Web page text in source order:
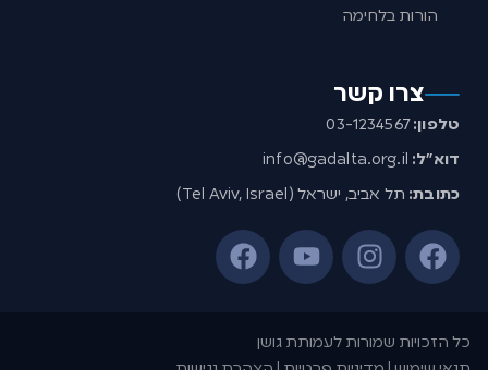
הורות בלחימה
צרו קשר
טלפון:03-1234567
דוא”ל: info@gadalta.org.il
כתובת: תל אביב, ישראל (Tel Aviv, Israel)
כל הזכויות שמורות לעמותת גושן